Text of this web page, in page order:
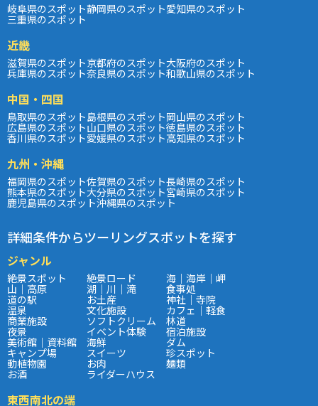
岐阜県のスポット静岡県のスポット愛知県のスポット
三重県のスポット
近畿
滋賀県のスポット京都府のスポット大阪府のスポット
兵庫県のスポット奈良県のスポット和歌山県のスポット
中国・四国
鳥取県のスポット島根県のスポット岡山県のスポット
広島県のスポット山口県のスポット徳島県のスポット
香川県のスポット愛媛県のスポット高知県のスポット
九州・沖縄
福岡県のスポット佐賀県のスポット長崎県のスポット
熊本県のスポット大分県のスポット宮崎県のスポット
鹿児島県のスポット沖縄県のスポット
詳細条件からツーリングスポットを探す
ジャンル
絶景スポット 絶景ロード 海｜海岸｜岬
山｜高原 湖｜川｜滝 食事処
道の駅 お土産 神社｜寺院
温泉 文化施設 カフェ｜軽食
商業施設 ソフトクリーム 林道
夜景 イベント体験 宿泊施設
美術館｜資料館 海鮮 ダム
キャンプ場 スイーツ 珍スポット
動植物園 お肉 麺類
お酒 ライダーハウス
東西南北の端